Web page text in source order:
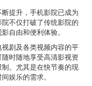
提升，手机影院已成为
不仅打破了传统影院的
自由和便利体验。
剧及各类视频内容的平
时随地享受高清影视资
。尤其是在快节奏的现
娱乐的需求。